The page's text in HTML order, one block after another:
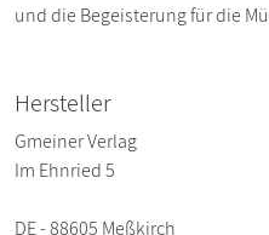
und die Begeisterung für die
Hersteller
Gmeiner Verlag
Im Ehnried 5
DE - 88605 Meßkirch